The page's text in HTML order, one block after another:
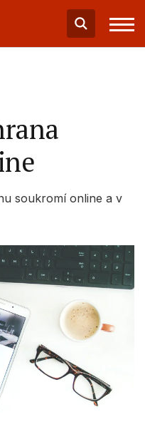
soukromí online a v